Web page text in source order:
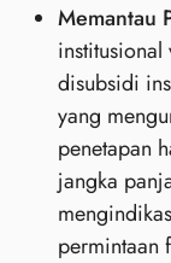
Memantau
institusional
disubsidi
yang
penetapan
jangka
permintaan